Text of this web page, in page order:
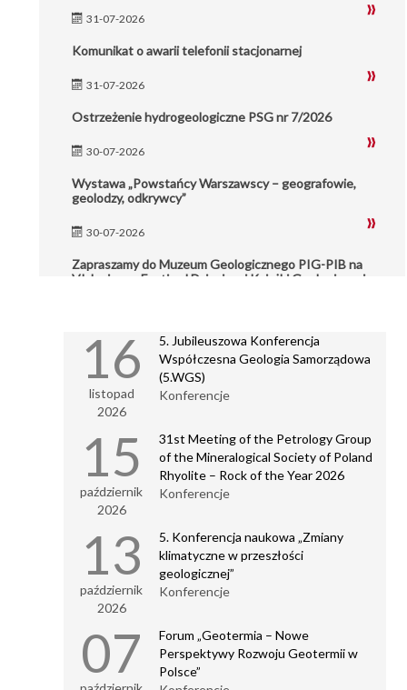
31-07-2026
Komunikat o awarii telefonii stacjonarnej
31-07-2026
Ostrzeżenie hydrogeologiczne PSG nr 7/2026
30-07-2026
Wystawa „Powstańcy Warszawscy – geografowie,
geolodzy, odkrywcy”
30-07-2026
Zapraszamy do Muzeum Geologicznego PIG-PIB na
VI Jesienny Festiwal Dziecięcej Książki Geologicznej
PIG-PIB na 8. Międzynarodowym Kongresie Water,
Waste and Energy Management (WWEM-26)
28-07-2026
28-07-2026
Dyrektor PIG-PIB w „Polityce” o oceanicznych
złożach surowców
28-07-2026
Nowy odcinek podcastu o geologicznych atrakcjach
Góry św. Anny
Geologia na Festiwalu Góry Literatury. Muzeum
Geologiczne i Oddział Dolnośląski PIG-PIB w „Paśmie
sztuki”
16
listopad
2026
5. Jubileuszowa Konferencja
Współczesna Geologia Samorządowa
(5.WGS)
Konferencje
15
październik
2026
31st Meeting of the Petrology Group
of the Mineralogical Society of Poland
Rhyolite – Rock of the Year 2026
Konferencje
13
październik
2026
5. Konferencja naukowa „Zmiany
klimatyczne w przeszłości
geologicznej”
Konferencje
07
Forum „Geotermia – Nowe
Perspektywy Rozwoju Geotermii w
Polsce”